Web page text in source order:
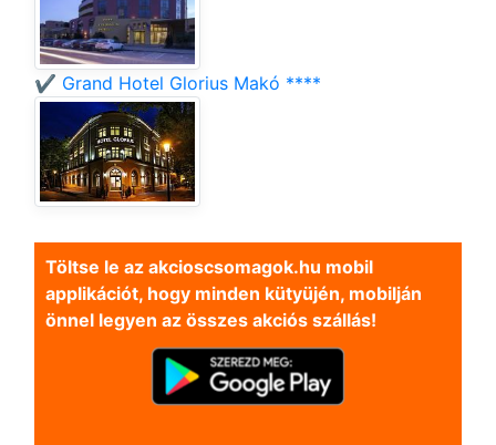
✔️ Grand Hotel Glorius Makó ****
Töltse le az akcioscsomagok.hu mobil
applikációt, hogy minden kütyüjén, mobilján
önnel legyen az összes akciós szállás!